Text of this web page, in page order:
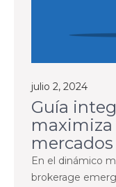
julio 2, 2024
Guía
En el dinámico
brokerage